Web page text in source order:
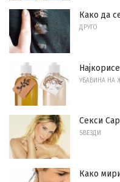
Како да
ДРУГО
УБАВИНА НА
Секси
ЅВЕЗДИ
Како